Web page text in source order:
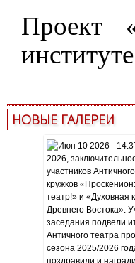
Проект
НОВЫЕ ГАЛЕРЕИ